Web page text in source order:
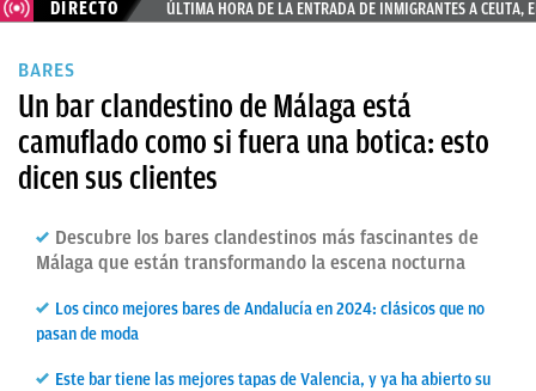
DIRECTO
ÚLTIMA HORA DE LA ENTRADA DE INMIGRANTES A CEUTA,
BARES
Un bar clandestino de Málaga está
camuflado como si fuera una botica: esto
dicen sus clientes
Descubre los bares clandestinos más fascinantes de
Málaga que están transformando la escena nocturna
Los cinco mejores bares de Andalucía en 2024: clásicos que no
pasan de moda
Este bar tiene las mejores tapas de Valencia, y ya ha abierto su